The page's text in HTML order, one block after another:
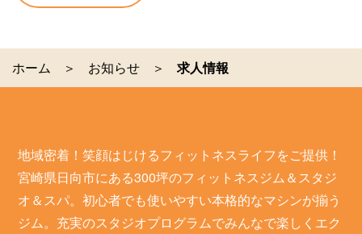
ホーム お知らせ 求人情報
地域密着！笑顔はじけるフィットネスライフをご提供！
宮崎県日向市にある300坪のフィットネスジム＆スタジ
オ＆スパ。初心者でも使いやすい本格的なマシンが揃う
ジム。充実のスタジオプログラムでみんなで楽しくエク